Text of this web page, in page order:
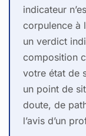
indicateur
corpulence à
un verdict
composition
votre état de
un point de
doute, de
l’avis d’un